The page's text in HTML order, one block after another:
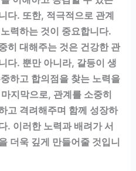
다. 또한, 적극적으로 관계
력하는 것이 중요합니다.
히 대해주는 것은 건강한 관
다. 뿐만 아니라, 갈등이 생
하고 합의점을 찾는 노력을
지막으로, 관계를 소중히
고 격려해주며 함께 성장하
. 이러한 노력과 배려가 서
더욱 깊게 만들어줄 것입니